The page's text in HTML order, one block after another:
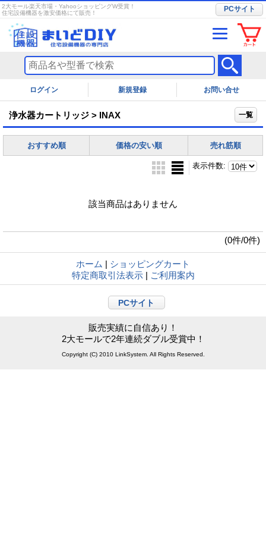
2大モール楽天市場・YahooショッピングW受賞！
住宅設備機器を激安価格にて販売！
PCサイト
ログイン お問い合せ
浄水器カートリッジ > INAX 一覧
おすすめ順 価格の安い順 売れ筋順
表示件数:
該当商品はありません
(0件/0件)
ホーム | ショッピングカート
特定商取引法表示 | ご利用案内
PCサイト
販売実績に自信あり！
2大モールで2年連続ダブル受賞中！
Copyright (C) 2010 LinkSystem. All Rights Reserved.